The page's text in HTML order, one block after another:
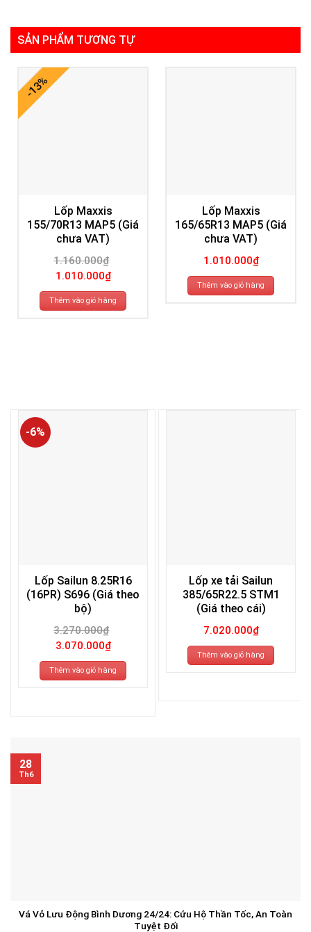
SẢN PHẨM TƯƠNG TỰ
-13%
Lốp Maxxis
155/70R13 MAP5 (Giá
chưa VAT)
1.160.000₫
Giá
gốc
là:
1.160.000₫.
1.010.000₫Giá
hiện
tại
là:
1.010.000₫.
Thêm vào giỏ hàng
Lốp Maxxis
165/65R13 MAP5 (Giá
chưa VAT)
1.010.000₫
Thêm vào giỏ hàng
-6%
Lốp Sailun 8.25R16
(16PR) S696 (Giá theo
bộ)
3.270.000₫
Giá
gốc
là:
3.270.000₫.
3.070.000₫Giá
hiện
tại
là:
3.070.000₫.
Thêm vào giỏ hàng
Lốp xe tải Sailun
385/65R22.5 STM1
(Giá theo cái)
7.020.000₫
Thêm vào giỏ hàng
Vá Vỏ Lưu Động Bình Dương 24/24: Cứu Hộ Thần Tốc, An Toàn
Tuyệt Đối
28
Th6